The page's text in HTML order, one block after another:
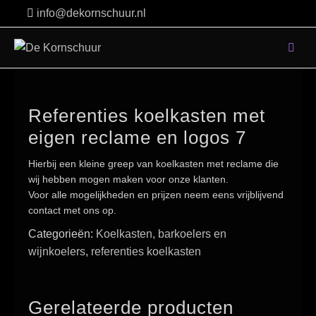
to
content
info@dekornschuur.nl
Referenties koelkasten met
eigen reclame en logos 7
Hierbij een kleine greep van koelkasten met reclame die
wij hebben mogen maken voor onze klanten.
Voor alle mogelijkheden en prijzen neem eens vrijblijvend
contact met ons op.
Categorieën: Koelkasten, barkoelers en
wijnkoelers, referenties koelkasten
Gerelateerde producten